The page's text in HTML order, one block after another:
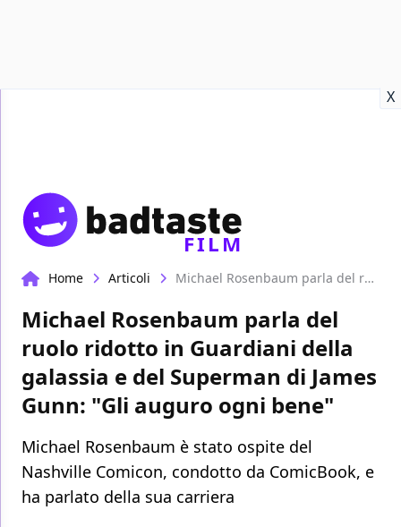
X
FILM
Home Articoli Michael Rosenbaum parla del ruolo ridotto in Guardiani della galassia e del Superman di James Gunn: "Gli auguro ogni bene"
Michael Rosenbaum parla del
ruolo ridotto in Guardiani della
galassia e del Superman di James
Gunn: "Gli auguro ogni bene"
Michael Rosenbaum è stato ospite del
Nashville Comicon, condotto da ComicBook, e
ha parlato della sua carriera